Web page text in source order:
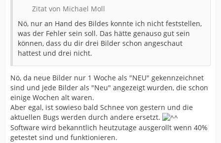
Zitat von Michael Moll
Nö, nur an Hand des Bildes konnte ich nicht feststellen,
was der Fehler sein soll. Das hätte genauso gut sein
können, dass du dir drei Bilder schon angeschaut
hattest und drei nicht.
Nö, da neue Bilder nur 1 Woche als "NEU" gekennzeichnet
sind und jede Bilder als "Neu" angezeigt wurden, die schon
einige Wochen alt waren.
Aber egal, ist sowieso bald Schnee von gestern und die
aktuellen Bugs werden durch andere ersetzt.
Software wird bekanntlich heutzutage ausgerollt wenn 40%
getestet sind und funktionieren.